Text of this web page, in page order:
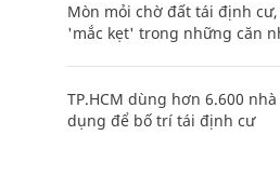
Mòn mỏi chờ đất tái định
'mắc kẹt' trong những căn
TP.HCM dùng hơn 6.600
dụng để bố trí tái định cư